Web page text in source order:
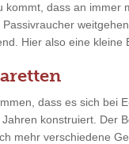
kommt, dass an
Hier also eine
dass es sich bei
konstruiert. Der
mehr verschiedene